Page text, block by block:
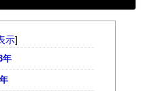
示]
年